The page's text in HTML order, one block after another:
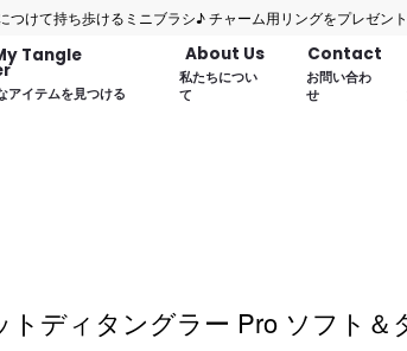
持ち歩けるミニブラシ♪ チャーム用リングをプレゼント！
Tangle
アイテムを見つける
About Us
私たちについ
て
Contact
お問い合わ
せ
トディタングラー Pro ソフト